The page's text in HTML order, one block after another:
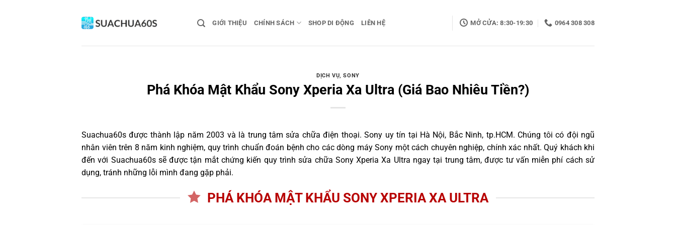
GIỚI THIỆU CHÍNH SÁCH SHOP DI ĐỘNG LIÊN HỆ MỞ CỬA: 8:30-19:30 0964 308 308
DỊCH VỤ,SONY
Phá Khóa Mật Khẩu Sony Xperia Xa Ultra (Giá Bao Nhiêu Tiền?)
Suachua60s được thành lập năm 2003 và là trung tâm sửa chữa điện thoại. Sony uy tín tại Hà Nội, Bắc Ninh, tp.HCM. Chúng tôi có đội ngũ
nhân viên trên 8 năm kinh nghiệm, quy trình chuẩn đoán bệnh cho các dòng máy Sony một cách chuyên nghiệp, chính xác nhất. Quý khách khi
đến với Suachua60s sẽ được tận mắt chứng kiến quy trình sửa chữa Sony Xperia Xa Ultra ngay tại trung tâm, được tư vấn miễn phí cách sử
dụng, tránh những lỗi mình đang gặp phải.
PHÁ KHÓA MẬT KHẨU SONY XPERIA XA ULTRA